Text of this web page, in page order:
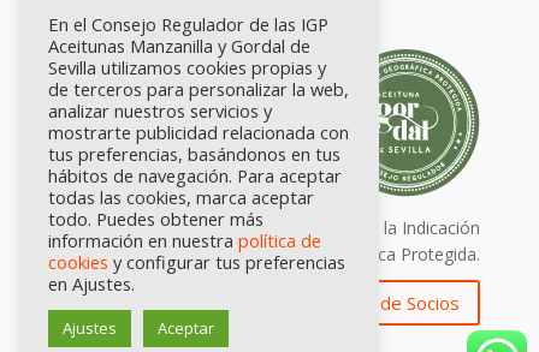
Calidad certificada por Origen. Sellos de la Indicación
Geográfica Protegida.
Zona de Socios
En el Consejo Regulador de las IGP
Aceitunas Manzanilla y Gordal de
Sevilla utilizamos cookies propias y
de terceros para personalizar la web,
analizar nuestros servicios y
mostrarte publicidad relacionada con
tus preferencias, basándonos en tus
hábitos de navegación. Para aceptar
todas las cookies, marca aceptar
todo. Puedes obtener más
información en nuestra política de
cookies y configurar tus preferencias
en Ajustes.
Ajustes Aceptar